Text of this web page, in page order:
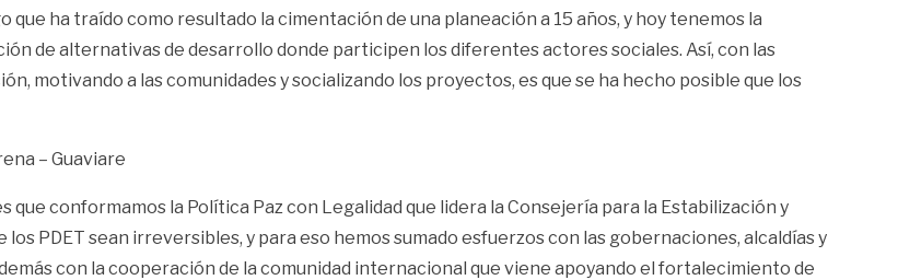
ha traído como resultado la cimentación de una planeación a 15 años, y hoy tenemos la
de alternativas de desarrollo donde participen los diferentes actores sociales. Así, con las
motivando a las comunidades y socializando los proyectos, es que se ha hecho posible que los
– Guaviare
conformamos la Política Paz con Legalidad que lidera la Consejería para la Estabilización y
PDET sean irreversibles, y para eso hemos sumado esfuerzos con las gobernaciones, alcaldías y
con la cooperación de la comunidad internacional que viene apoyando el fortalecimiento de